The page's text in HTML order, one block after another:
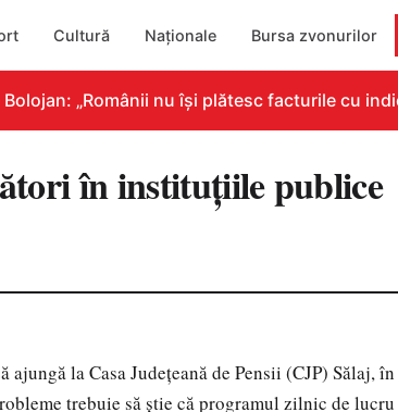
Cultură Naționale Bursa zvonurilor
„Românii nu își plătesc facturile cu
în instituțiile publice
la Casa Judeţeană de Pensii (CJP) Sălaj,
trebuie să ştie că programul zilnic de